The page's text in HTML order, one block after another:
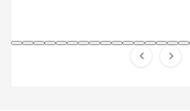
 